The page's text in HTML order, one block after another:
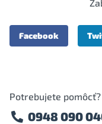
Facebook
Potrebujete pomôcť?
0948 090